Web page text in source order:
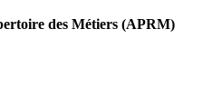
des Métiers (APRM)